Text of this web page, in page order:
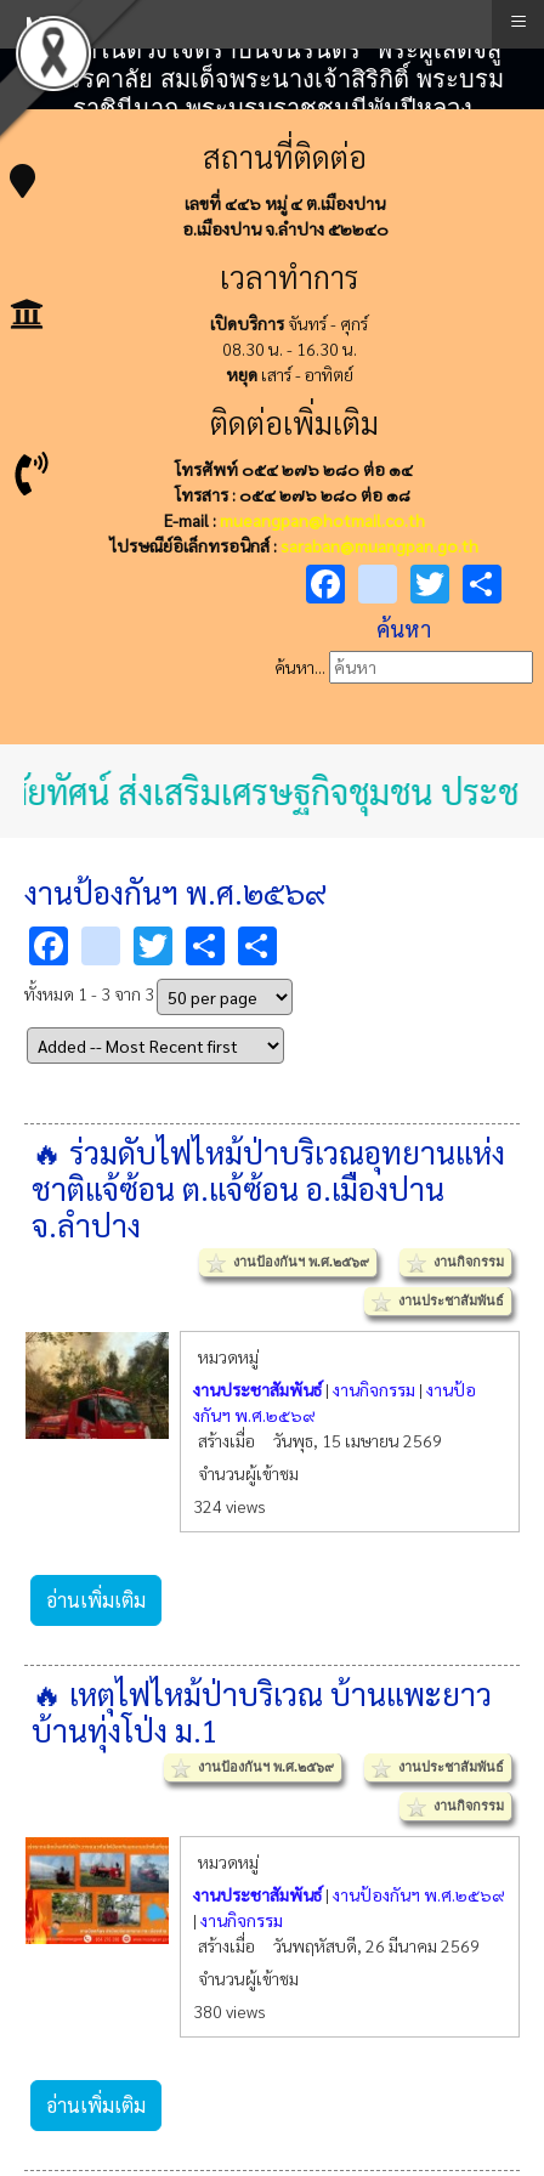
"สถิตในดวงใจตราบนิจนิรันดร์" พระผู้เสด็จสู่
สวรรคาลัย สมเด็จพระนางเจ้าสิริกิติ์ พระบรม
ราชินีนาถ พระบรมราชชนนีพันปีหลวง
สถานที่ติดต่อ
เลขที่ ๔๔๖ หมู่ ๔ ต.เมืองปาน
อ.เมืองปาน จ.ลำปาง ๕๒๒๔๐
เวลาทำการ
เปิดบริการจันทร์ - ศุกร์
08.30 น. - 16.30 น.
หยุดเสาร์ - อาทิตย์
ติดต่อเพิ่มเติม
โทรศัพท์ ๐๕๔ ๒๗๖ ๒๘๐ ต่อ ๑๔
โทรสาร : ๐๕๔ ๒๗๖ ๒๘๐ ต่อ ๑๘
E-mail :mueangpan@hotmail.co.th
ไปรษณีย์อิเล็กทรอนิกส์ : saraban@muangpan.go.th
Facebook
youtube
ค้นหา
ค้นหา...
ทัศน์ ส่งเสริมเศรษฐกิจชุมชน ประชาช
งานป้องกันฯ พ.ศ.๒๕๖๙
Facebook
youtube
Twitter
Share
ทั้งหมด 1 - 3 จาก 3
🔥 ร่วมดับไฟไหม้ป่าบริเวณอุทยานแห่ง
ชาติแจ้ซ้อน ต.แจ้ซ้อน อ.เมืองปาน
จ.ลำปาง
งานกิจกรรม
งานป้องกันฯ พ.ศ.๒๕๖๙
งานประชาสัมพันธ์
หมวดหมู่
งานประชาสัมพันธ์|งานกิจกรรม |งานป้อ
งกันฯ พ.ศ.๒๕๖๙
สร้างเมื่อ
วันพุธ, 15 เมษายน 2569
จำนวนผู้เข้าชม
324 views
อ่านเพิ่มเติม
🔥 เหตุไฟไหม้ป่าบริเวณ บ้านแพะยาว
บ้านทุ่งโป่ง ม.1
งานประชาสัมพันธ์
งานป้องกันฯ พ.ศ.๒๕๖๙
งานกิจกรรม
หมวดหมู่
งานประชาสัมพันธ์|งานป้องกันฯ พ.ศ.๒๕๖๙
|งานกิจกรรม
สร้างเมื่อ
วันพฤหัสบดี, 26 มีนาคม 2569
จำนวนผู้เข้าชม
380 views
อ่านเพิ่มเติม
Menu ≡